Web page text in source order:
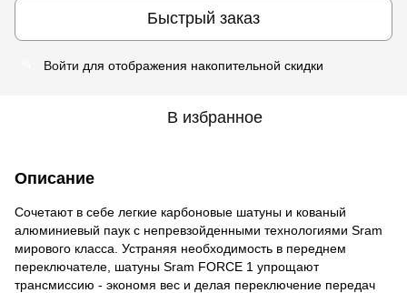
Быстрый заказ
Войти для отображения накопительной скидки
В избранное
Описание
Сочетают в себе легкие карбоновые шатуны и кованый
алюминиевый паук с непревзойденными технологиями Sram
мирового класса. Устраняя необходимость в переднем
переключателе, шатуны Sram FORCE 1 упрощают
трансмиссию - экономя вес и делая переключение передач